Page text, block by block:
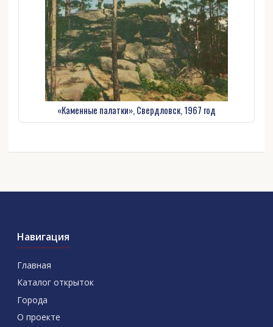
«Каменные палатки», Свердловск, 1967 год
Навигация
Главная
Каталог открыток
Города
О проекте